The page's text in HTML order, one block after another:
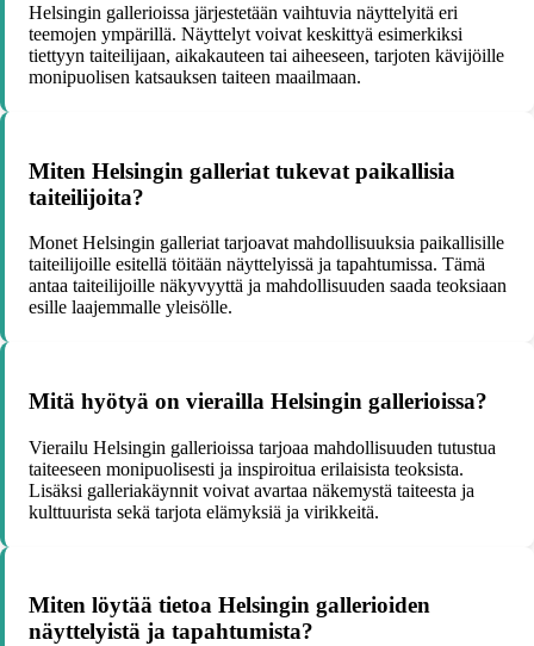
Helsingin gallerioissa järjestetään vaihtuvia näyttelyitä eri
teemojen ympärillä. Näyttelyt voivat keskittyä esimerkiksi
tiettyyn taiteilijaan, aikakauteen tai aiheeseen, tarjoten kävijöille
monipuolisen katsauksen taiteen maailmaan.
Miten Helsingin galleriat tukevat paikallisia
taiteilijoita?
Monet Helsingin galleriat tarjoavat mahdollisuuksia paikallisille
taiteilijoille esitellä töitään näyttelyissä ja tapahtumissa. Tämä
antaa taiteilijoille näkyvyyttä ja mahdollisuuden saada teoksiaan
esille laajemmalle yleisölle.
Mitä hyötyä on vierailla Helsingin gallerioissa?
Vierailu Helsingin gallerioissa tarjoaa mahdollisuuden tutustua
taiteeseen monipuolisesti ja inspiroitua erilaisista teoksista.
Lisäksi galleriakäynnit voivat avartaa näkemystä taiteesta ja
kulttuurista sekä tarjota elämyksiä ja virikkeitä.
Miten löytää tietoa Helsingin gallerioiden
näyttelyistä ja tapahtumista?